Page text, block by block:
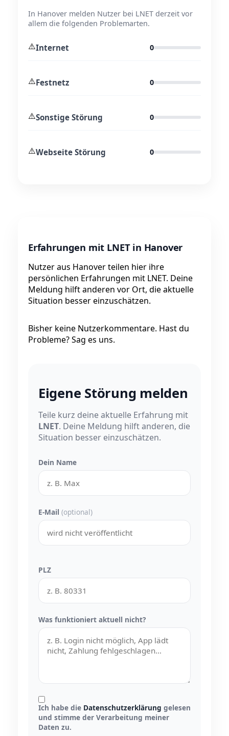
In Hanover melden Nutzer bei LNET derzeit vor
allem die folgenden Problemarten.
⚠️Internet 0
⚠️Festnetz 0
⚠️Sonstige Störung 0
⚠️Webseite Störung 0
Erfahrungen mit LNET in Hanover
Nutzer aus Hanover teilen hier ihre
persönlichen Erfahrungen mit LNET. Deine
Meldung hilft anderen vor Ort, die aktuelle
Situation besser einzuschätzen.
Bisher keine Nutzerkommentare. Hast du
Probleme? Sag es uns.
Eigene Störung melden
Teile kurz deine aktuelle Erfahrung mit
LNET. Deine Meldung hilft anderen, die
Situation besser einzuschätzen.
Dein Name
E-Mail (optional)
PLZ
Was funktioniert aktuell nicht?
Ich habe die Datenschutzerklärung gelesen
und stimme der Verarbeitung meiner
Daten zu.